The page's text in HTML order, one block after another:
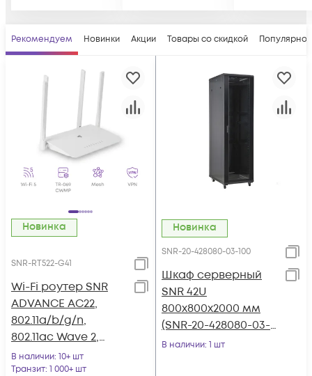
Рекомендуем Новинки Акции Товары со скидкой Популярное
Новинка
SNR-RT522-G41
Wi-Fi роутер SNR
ADVANCE AC22,
802.11a/b/g/n,
802.11ac Wave 2,
5xGE RJ45
В наличии: 10+ шт
Транзит: 1 000+ шт
Новинка
SNR-20-428080-03-100
Шкаф серверный
SNR 42U
800x800x2000 мм
(SNR-20-428080-03-
100)
В наличии: 1 шт